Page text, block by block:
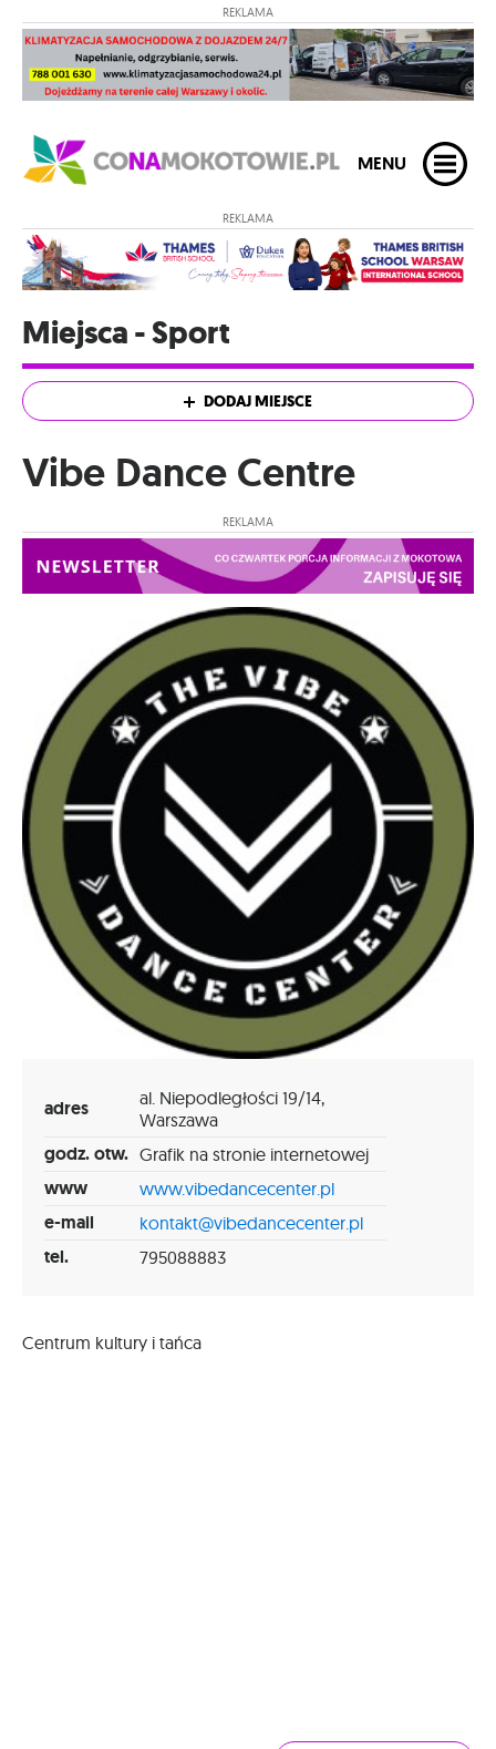
REKLAMA
MENU
REKLAMA
Miejsca - Sport
DODAJ MIEJSCE
Vibe Dance Centre
REKLAMA
adres
al. Niepodległości 19/14,
Warszawa
godz. otw. Grafik na stronie internetowej
www www.vibedancecenter.pl
e-mail kontakt@vibedancecenter.pl
tel. 795088883
Centrum kultury i tańca